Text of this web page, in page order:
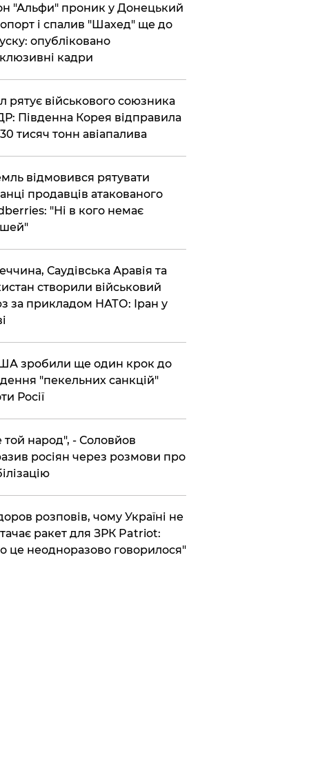
"Альфи" проник у Донецький
і спалив "Шахед" ще до
опубліковано
кадри
рятує військового союзника
Південна Корея відправила
тисяч тонн авіапалива
відмовився рятувати
продавців атакованого
"Ні в кого немає
Саудівська Аравія та
створили військовий
за прикладом НАТО: Іран у
зробили ще один крок до
"пекельних санкцій"
Росії
той народ", - Соловйов
росіян через розмови про
розповів, чому Україні не
ракет для ЗРК Patriot:
це неодноразово говорилося"